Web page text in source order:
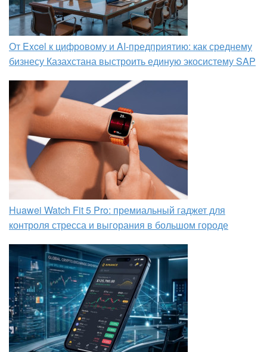
От Excel к цифровому и AI‑предприятию: как среднему
бизнесу Казахстана выстроить единую экосистему SAP
Huawei Watch Fit 5 Pro: премиальный гаджет для
контроля стресса и выгорания в большом городе